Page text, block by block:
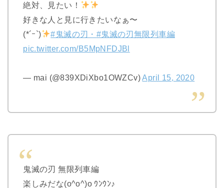
絶対、見たい！
好きな人と見に行きたいなぁ〜
(*´ｰ`)
#鬼滅の刃・ #鬼滅の刃無限列車編
pic.twitter.com/B5MpNFDJBl
— mai (@839XDiXbo1OWZCv)April 15, 2020
鬼滅の刃 無限列車編
楽しみだな(o^o^)o ｳﾝｳﾝ♪